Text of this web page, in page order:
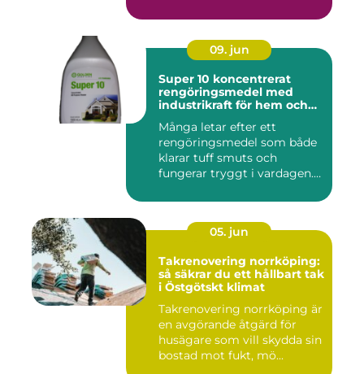
09. jun
Super 10 koncentrerat
rengöringsmedel med
industrikraft för hem och
Många letar efter ett
rengöringsmedel som både
klarar tuff smuts och
fungerar tryggt i vardagen.
05. jun
Takrenovering norrköping:
så säkrar du ett hållbart tak
i Östgötskt klimat
Takrenovering norrköping är
en avgörande åtgärd för
husägare som vill skydda sin
bostad mot fukt, mö...